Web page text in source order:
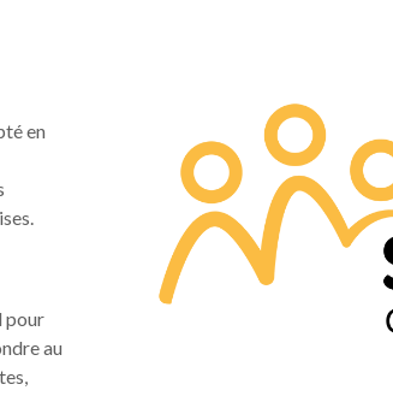
en
pour
au